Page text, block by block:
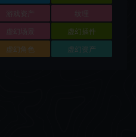
游戏资产 纹理
虚幻场景 虚幻插件
虚幻角色 虚幻资产